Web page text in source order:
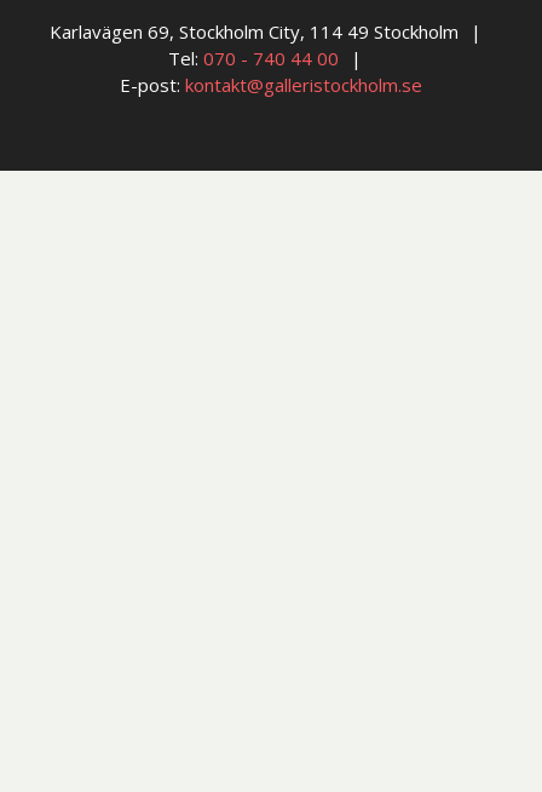
Karlavägen 69, Stockholm City, 114 49 Stockholm
Tel: 070 - 740 44 00
E-post: kontakt@galleristockholm.se